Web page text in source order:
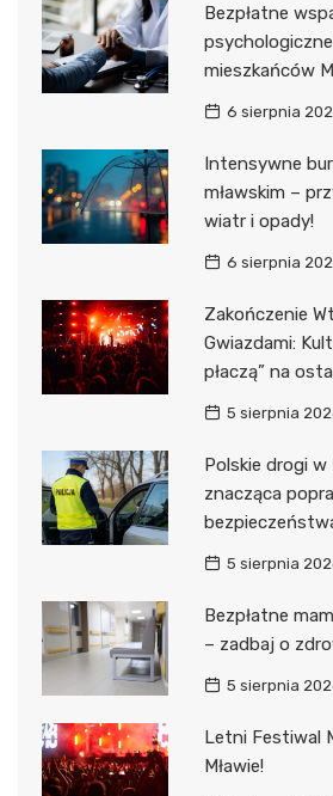
Bezpłatne
mieszkańców
6 sierpnia
Intensywne
mławskim –
wiatr i opady!
6 sierpnia
Zakończenie
Gwiazdami:
płaczą” na
5 sierpnia
Polskie drogi w
znacząca
5 sierpnia
Bezpłatne
– zadbaj o
5 sierpnia
Letni Festiwal
Mławie!